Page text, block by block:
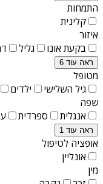
התמחות
קלינית
איזור
בקעת אונו
גליל
ראה עוד 6
מטופל
גיל השלישי
ילדים
שפה
אנגלית
ספרדית
ראה עוד 1
אופציה לטיפול
אונליין
מין